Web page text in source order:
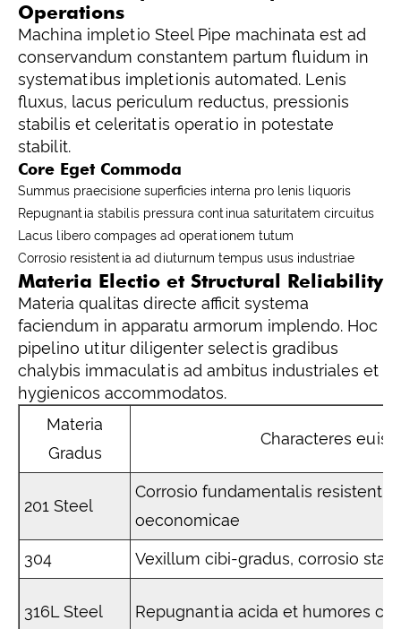
Operations
Machina impletio Steel Pipe machinata est ad
conservandum constantem partum fluidum in
systematibus impletionis automated. Lenis
fluxus, lacus periculum reductus, pressionis
stabilis et celeritatis operatio in potestate
stabilit.
Core Eget Commoda
Summus praecisione superficies interna pro lenis liquoris
Repugnantia stabilis pressura continua saturitatem circuitus
Lacus libero compages ad operationem tutum
Corrosio resistentia ad diuturnum tempus usus industriae
Materia Electio et Structural Reliability
Materia qualitas directe afficit systema
faciendum in apparatu armorum implendo. Hoc
pipelino utitur diligenter selectis gradibus
chalybis immaculatis ad ambitus industriales et
hygienicos accommodatos.
Materia
Gradus
Characteres
201 Steel
Corrosio fundamentalis
oeconomicae
304 Vexillum cibi-gradus, corrosio
316L Steel Repugnantia acida et humores